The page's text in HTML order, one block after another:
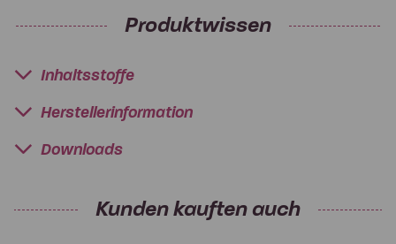
Produktwissen
Inhaltsstoffe
Herstellerinformation
Downloads
Kunden kauften auch